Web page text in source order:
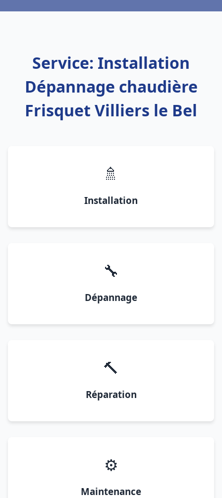
Service: Installation
Dépannage chaudière
Frisquet Villiers le Bel
🚿
Installation
🔧
Dépannage
🔨
Réparation
⚙️
Maintenance